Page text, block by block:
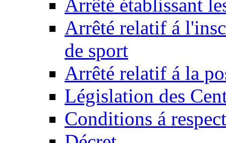
Arrêté établissant
Arrêté relatif á
de sport
Arrêté relatif á la
Législation des
Conditions á